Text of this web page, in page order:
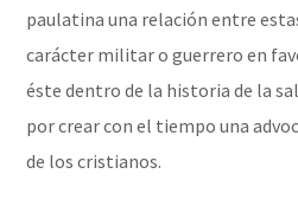
paulatina una relación entre
carácter militar o guerrero en
éste dentro de la historia de la
por crear con el tiempo una
de los cristianos.